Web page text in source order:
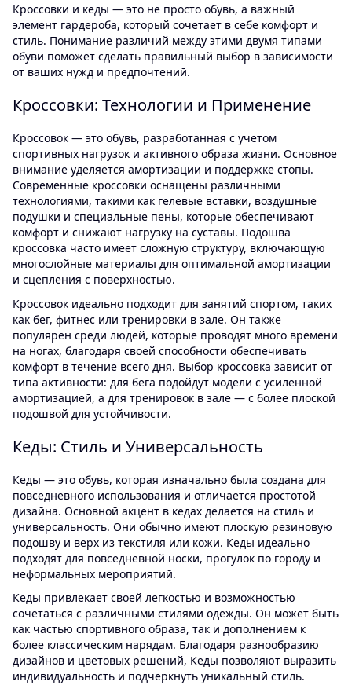
Кроссовки и кеды — это не просто обувь, а важный
элемент гардероба, который сочетает в себе комфорт и
стиль. Понимание различий между этими двумя типами
обуви поможет сделать правильный выбор в зависимости
от ваших нужд и предпочтений.
Кроссовки: Технологии и Применение
Кроссовок — это обувь, разработанная с учетом
спортивных нагрузок и активного образа жизни. Основное
внимание уделяется амортизации и поддержке стопы.
Современные кроссовки оснащены различными
технологиями, такими как гелевые вставки, воздушные
подушки и специальные пены, которые обеспечивают
комфорт и снижают нагрузку на суставы. Подошва
кроссовка часто имеет сложную структуру, включающую
многослойные материалы для оптимальной амортизации
и сцепления с поверхностью.
Кроссовок идеально подходит для занятий спортом, таких
как бег, фитнес или тренировки в зале. Он также
популярен среди людей, которые проводят много времени
на ногах, благодаря своей способности обеспечивать
комфорт в течение всего дня. Выбор кроссовка зависит от
типа активности: для бега подойдут модели с усиленной
амортизацией, а для тренировок в зале — с более плоской
подошвой для устойчивости.
Кеды: Стиль и Универсальность
Кеды — это обувь, которая изначально была создана для
повседневного использования и отличается простотой
дизайна. Основной акцент в кедах делается на стиль и
универсальность. Они обычно имеют плоскую резиновую
подошву и верх из текстиля или кожи. Кеды идеально
подходят для повседневной носки, прогулок по городу и
неформальных мероприятий.
Кеды привлекает своей легкостью и возможностью
сочетаться с различными стилями одежды. Он может быть
как частью спортивного образа, так и дополнением к
более классическим нарядам. Благодаря разнообразию
дизайнов и цветовых решений, Кеды позволяют выразить
индивидуальность и подчеркнуть уникальный стиль.
ходьбе. Но тут сугубо личное
впечатление.